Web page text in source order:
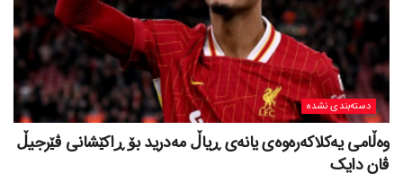
دسته‌بندی نشده
وەڵامی یەکلاکەرەوەی یانەی ڕیاڵ مەدرید بۆ ڕاکێشانی ڤێرجیڵ
ڤان دایک